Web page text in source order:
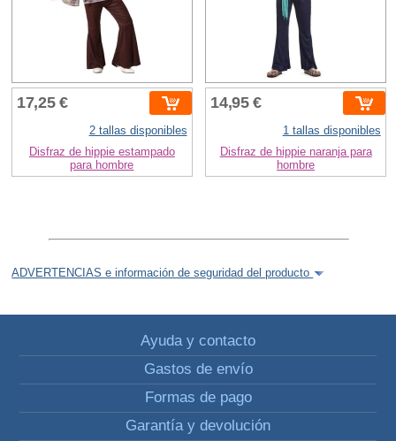
17,25 €
2 tallas disponibles
Disfraz de hippie estampado
para hombre
14,95 €
1 tallas disponibles
Disfraz de hippie naranja para
hombre
ADVERTENCIAS e información de seguridad del producto
Ayuda y contacto
Gastos de envío
Formas de pago
Garantía y devolución